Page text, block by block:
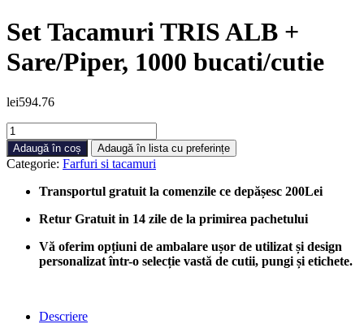
Set Tacamuri TRIS ALB +
Sare/Piper, 1000 bucati/cutie
lei594.76
Cantitate
Set
Tacamuri
TRIS
ALB
Sare/Piper,
bucati/cutie
Adaugă în coș Adaugă în lista cu preferințe
Categorie: Farfuri si tacamuri
Transportul gratuit la comenzile ce depășesc 200Lei
Retur Gratuit in 14 zile de la primirea pachetului
Vă oferim opțiuni de ambalare ușor de utilizat și design
personalizat într-o selecție vastă de cutii, pungi și etichete.
Descriere